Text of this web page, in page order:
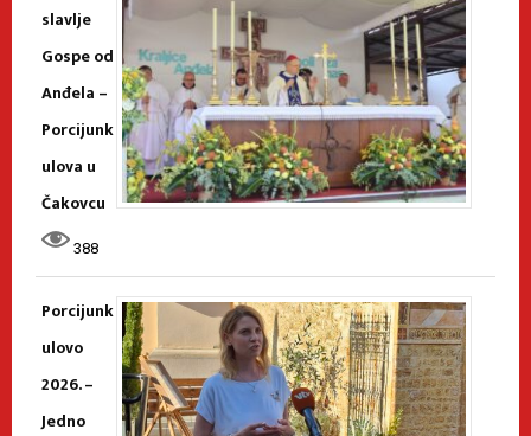
slavlje
Gospe od
Anđela –
Porcijunk
ulova u
Čakovcu
388
Porcijunk
ulovo
2026. –
Jedno